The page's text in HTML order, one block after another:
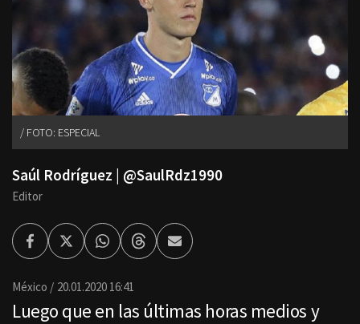
FOTO: ESPECIAL
Saúl Rodríguez | @SaulRdz1990
Editor
FacebookTwitterWhatsappThreadsEnviar
por
México 20.01.2020 16:41
Luego que en las últimas horas medios y